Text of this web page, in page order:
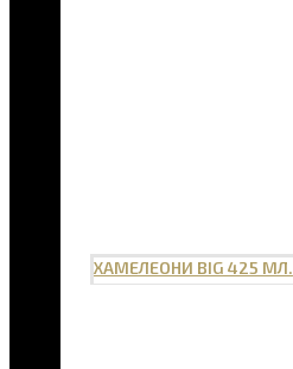
ХАМЕЛЕОНИ BIG 425 МЛ.